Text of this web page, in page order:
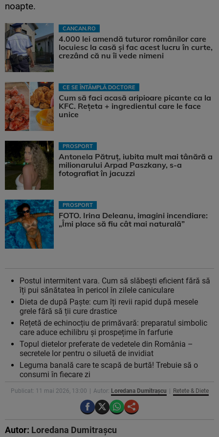
noapte.
CANCAN.RO
4.000 lei amendă tuturor românilor care
locuiesc la casă și fac acest lucru în curte,
crezând că nu îi vede nimeni
CE SE ÎNTÂMPLĂ DOCTORE
Cum să faci acasă aripioare picante ca la
KFC. Rețeta + ingredientul care le face
unice
PROSPORT
Antonela Pătruț, iubita mult mai tânără a
milionarului Arpad Paszkany, s-a
fotografiat în jacuzzi
PROSPORT
FOTO. Irina Deleanu, imagini incendiare:
„Îmi place să fiu cât mai naturală”
Postul intermitent vara. Cum să slăbești eficient fără să
îți pui sănătatea în pericol în zilele caniculare
Dieta de după Paște: cum îți revii rapid după mesele
grele fără să ții cure drastice
Rețetă de echinocțiu de primăvară: preparatul simbolic
care aduce echilibru și prospețime în farfurie
Topul dietelor preferate de vedetele din România –
secretele lor pentru o siluetă de invidiat
Leguma banală care te scapă de burtă! Trebuie să o
consumi în fiecare zi
Publicat: 11 mai 2026, 13:00 Autor: Loredana Dumitrașcu Retete & Diete
Autor: Loredana Dumitrașcu